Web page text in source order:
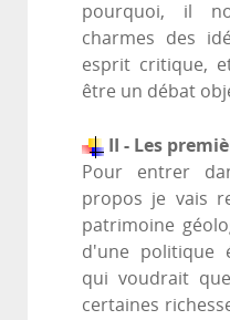
pourquoi, il
charmes des
esprit critique,
être un débat
II - Les
Pour entrer
propos je vais
patrimoine
d'une politique
qui voudrait
certaines